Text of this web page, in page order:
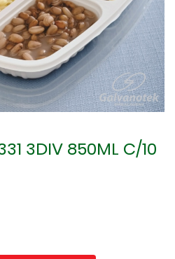
3DIV 850ML C/10